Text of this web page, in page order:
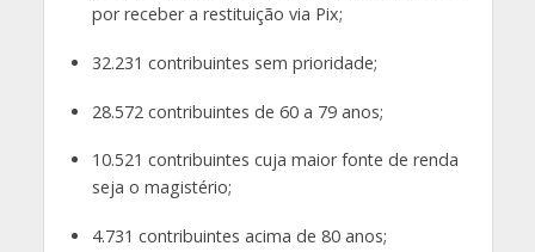
por receber a restituição via Pix;
32.231 contribuintes sem prioridade;
28.572 contribuintes de 60 a 79 anos;
10.521 contribuintes cuja maior fonte de renda
seja o magistério;
4.731 contribuintes acima de 80 anos;